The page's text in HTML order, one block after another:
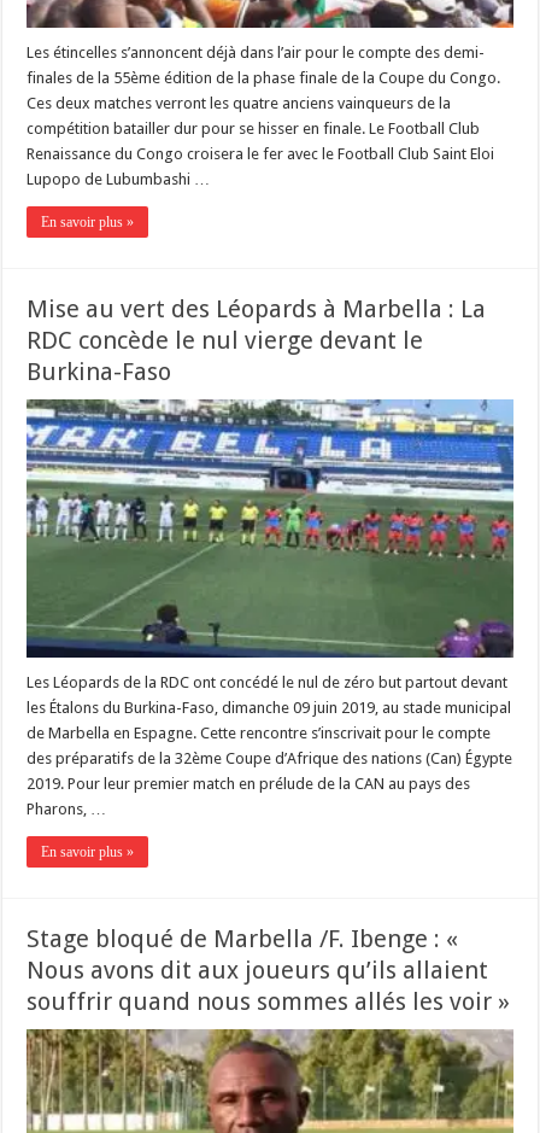
Les étincelles s’annoncent déjà dans l’air pour le compte des demi-
finales de la 55ème édition de la phase finale de la Coupe du Congo.
Ces deux matches verront les quatre anciens vainqueurs de la
compétition batailler dur pour se hisser en finale. Le Football Club
Renaissance du Congo croisera le fer avec le Football Club Saint Eloi
Lupopo de Lubumbashi …
En savoir plus »
Mise au vert des Léopards à Marbella : La
RDC concède le nul vierge devant le
Burkina-Faso
Les Léopards de la RDC ont concédé le nul de zéro but partout devant
les Étalons du Burkina-Faso, dimanche 09 juin 2019, au stade municipal
de Marbella en Espagne. Cette rencontre s’inscrivait pour le compte
des préparatifs de la 32ème Coupe d’Afrique des nations (Can) Égypte
2019. Pour leur premier match en prélude de la CAN au pays des
Pharons, …
En savoir plus »
Stage bloqué de Marbella /F. Ibenge : «
Nous avons dit aux joueurs qu’ils allaient
souffrir quand nous sommes allés les voir »